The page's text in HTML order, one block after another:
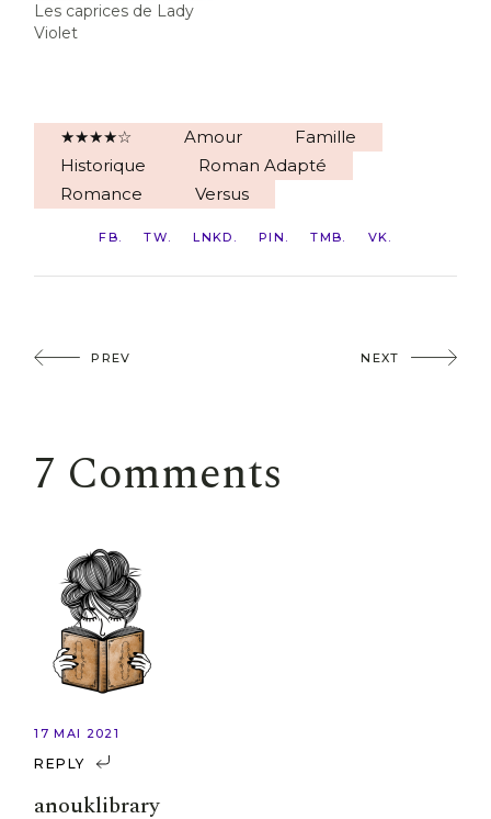
Les caprices de Lady
Violet
★★★★☆ Amour
Famille
Historique
Roman Adapté
Romance
Versus
FB TW LNKD PIN TMB VK
PREV NEXT
7 Comments
17 MAI 2021
REPLY
anouklibrary